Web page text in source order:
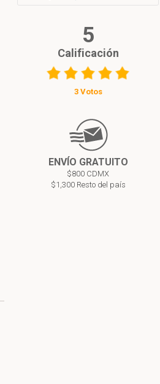
5
Calificación
3 Votos
ENVÍO GRATUITO
$800 CDMX
$1,300 Resto del país